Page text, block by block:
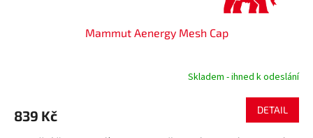
Mammut Aenergy Mesh Cap
Skladem - ihned k odeslání
839 Kč DETAIL